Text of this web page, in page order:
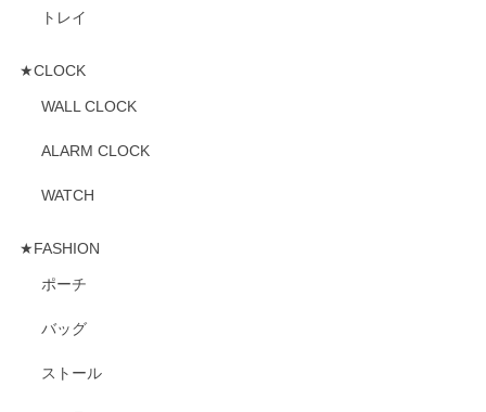
トレイ
★CLOCK
WALL CLOCK
ALARM CLOCK
WATCH
★FASHION
ポーチ
バッグ
ストール